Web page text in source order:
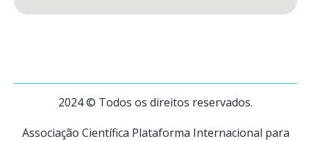
2024 © Todos os direitos reservados.
Associação Científica Plataforma Internacional para